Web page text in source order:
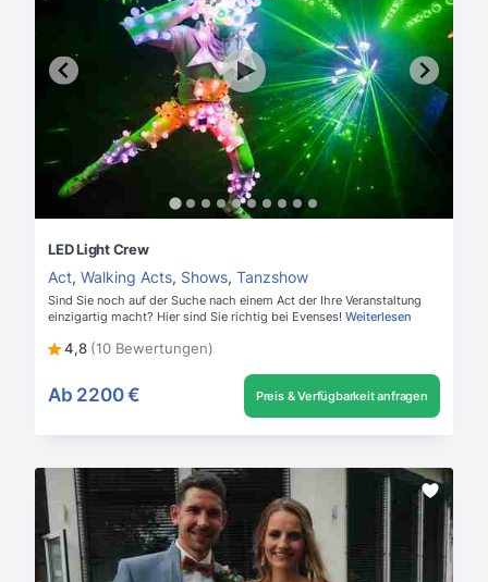
LED Light Crew
Act, Walking Acts, Shows, Tanzshow
Sind Sie noch auf der Suche nach einem Act der Ihre Veranstaltung
einzigartig macht? Hier sind Sie richtig bei Evenses! Weiterlesen
4,8 (10 Bewertungen)
Ab 2200 € Preis & Verfügbarkeit anfragen